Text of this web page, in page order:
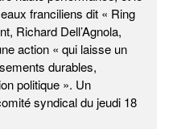
franciliens dit « Ring
Richard Dell’Agnola,
action « qui laisse un
durables,
politique ». Un
syndical du jeudi 18